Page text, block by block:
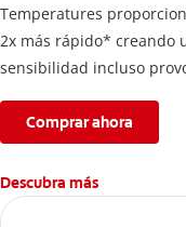
Temperatures
2x más rápido* creando
sensibilidad incluso
Comprar ahora
Descubra más